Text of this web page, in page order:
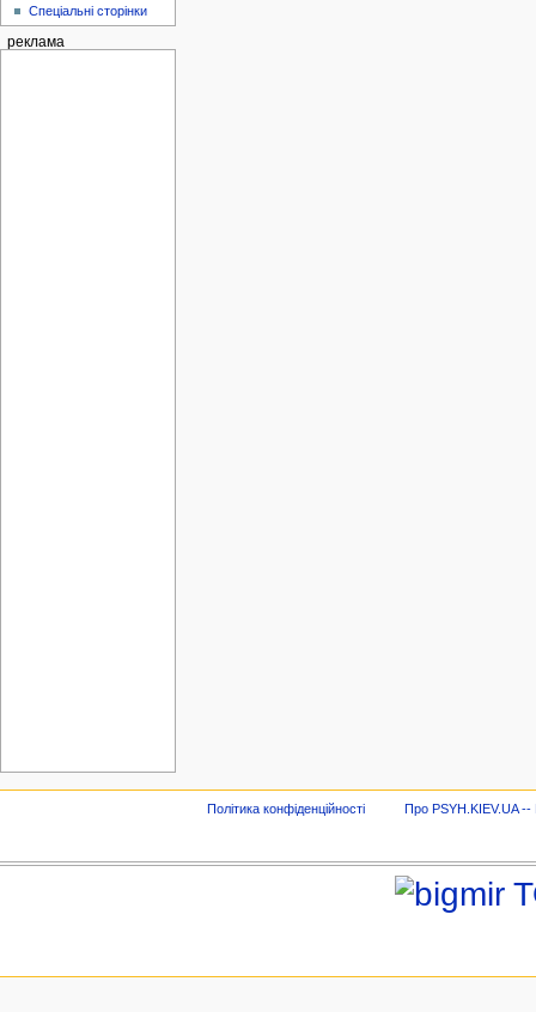
Спеціальні сторінки
реклама
Політика конфіденційності Про PSYH.KIEV.UA --